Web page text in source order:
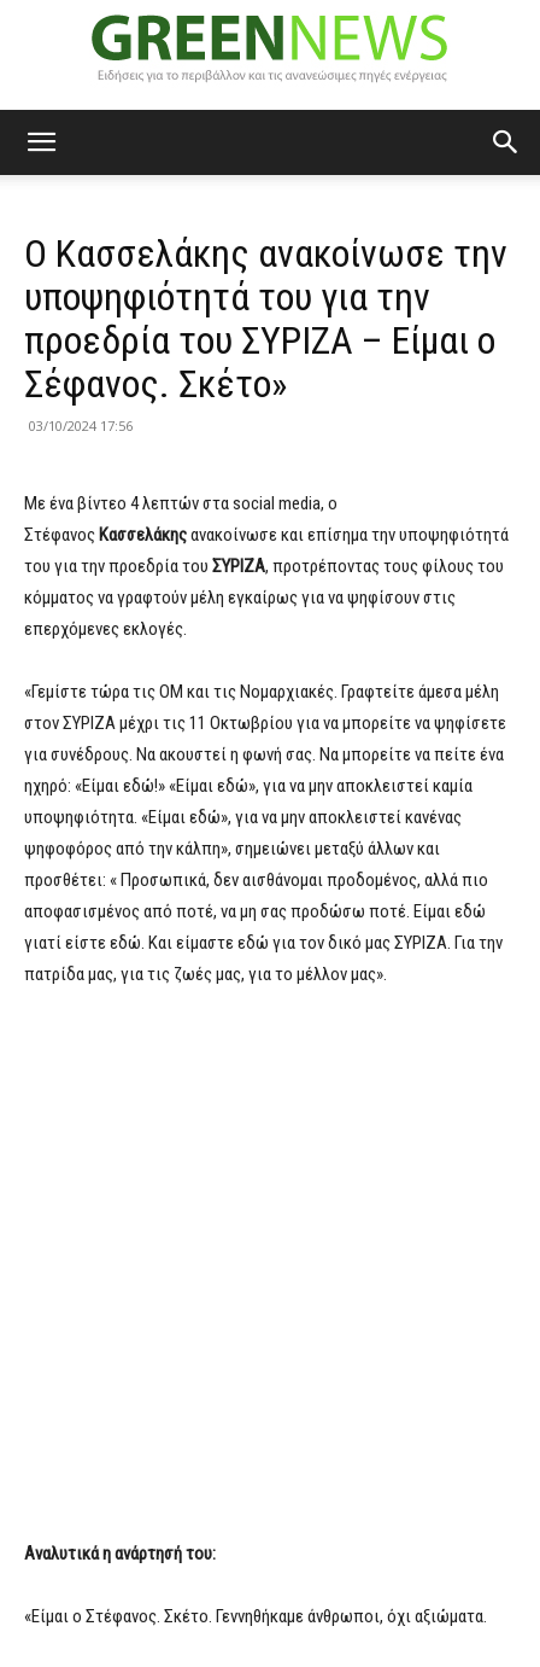
News
Ο Κασσελάκης ανακοίνωσε την
υποψηφιότητά του για την
προεδρία του ΣΥΡΙΖΑ – Είμαι ο
Σέφανος. Σκέτο»
03/10/2024 17:56
Με ένα βίντεο 4 λεπτών στα social media, ο
Στέφανος Κασσελάκηςανακοίνωσε και επίσημα την υποψηφιότητά
του για την προεδρία του ΣΥΡΙΖΑ, προτρέποντας τους φίλους του
κόμματος να γραφτούν μέλη εγκαίρως για να ψηφίσουν στις
επερχόμενες εκλογές.
«Γεμίστε τώρα τις ΟΜ και τις Νομαρχιακές. Γραφτείτε άμεσα μέλη
στον ΣΥΡΙΖΑ μέχρι τις 11 Οκτωβρίου για να μπορείτε να ψηφίσετε
για συνέδρους. Να ακουστεί η φωνή σας. Να μπορείτε να πείτε ένα
ηχηρό: «Είμαι εδώ!» «Είμαι εδώ», για να μην αποκλειστεί καμία
υποψηφιότητα. «Είμαι εδώ», για να μην αποκλειστεί κανένας
ψηφοφόρος από την κάλπη», σημειώνει μεταξύ άλλων και
προσθέτει: « Προσωπικά, δεν αισθάνομαι προδομένος, αλλά πιο
αποφασισμένος από ποτέ, να μη σας προδώσω ποτέ. Είμαι εδώ
γιατί είστε εδώ. Και είμαστε εδώ για τον δικό μας ΣΥΡΙΖΑ. Για την
πατρίδα μας, για τις ζωές μας, για το μέλλον μας».
Αναλυτικά η ανάρτησή του:
«Είμαι ο Στέφανος. Σκέτο. Γεννηθήκαμε άνθρωποι, όχι αξιώματα.